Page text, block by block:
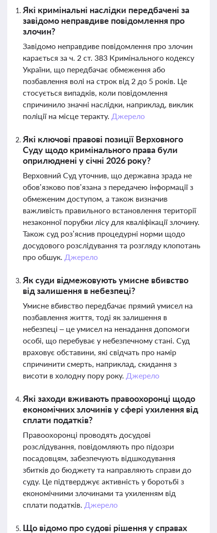
Які кримінальні наслідки передбачені за
завідомо неправдиве повідомлення про
злочин?
Завідомо неправдиве повідомлення про злочин
карається за ч. 2 ст. 383 Кримінального кодексу
України, що передбачає обмеження або
позбавлення волі на строк від 2 до 5 років. Це
стосується випадків, коли повідомлення
спричинило значні наслідки, наприклад, виклик
поліції на місце теракту. Джерело
Які ключові правові позиції Верховного
Суду щодо кримінального права були
оприлюднені у січні 2026 року?
Верховний Суд уточнив, що державна зрада не
обов’язково пов’язана з передачею інформації з
обмеженим доступом, а також визначив
важливість правильного встановлення території
незаконної порубки лісу для кваліфікації злочину.
Також суд роз’яснив процедурні норми щодо
досудового розслідування та розгляду клопотань
про обшук. Джерело
Як суди відмежовують умисне вбивство
від залишення в небезпеці?
Умисне вбивство передбачає прямий умисел на
позбавлення життя, тоді як залишення в
небезпеці – це умисел на ненадання допомоги
особі, що перебуває у небезпечному стані. Суд
враховує обставини, які свідчать про намір
спричинити смерть, наприклад, скидання з
висоти в холодну пору року. Джерело
Які заходи вживають правоохоронці щодо
економічних злочинів у сфері ухилення від
сплати податків?
Правоохоронці проводять досудові
розслідування, повідомляють про підозри
посадовцям, забезпечують відшкодування
збитків до бюджету та направляють справи до
суду. Це підтверджує активність у боротьбі з
економічними злочинами та ухиленням від
сплати податків. Джерело
Що відомо про судові рішення у справах